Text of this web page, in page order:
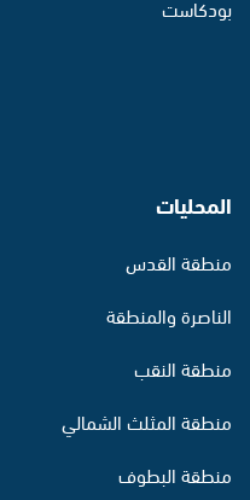
بودكاست
المحليات
منطقة القدس
الناصرة والمنطقة
منطقة النقب
منطقة المثلث الشمالي
منطقة البطوف